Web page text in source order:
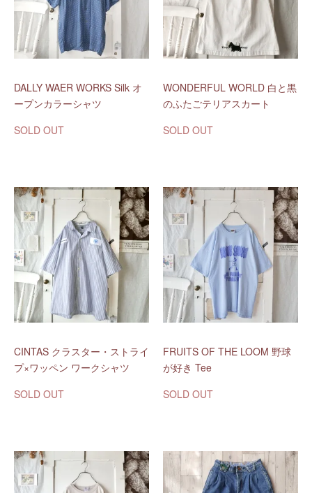
DALLY WAER WORKS Silk オ
ープンカラーシャツ
SOLD OUT
WONDERFUL WORLD 白と黒
のふたごテリアスカート
SOLD OUT
CINTAS クラスター・ストライ
プ×ワッペン ワークシャツ
SOLD OUT
FRUITS OF THE LOOM 野球
が好き Tee
SOLD OUT